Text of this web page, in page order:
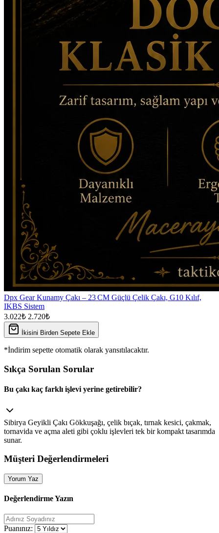
Dpx Gear Kunamy Çakı – 23 CM Güçlü Çelik Çakı, G10 Kılıf,
IKBS Sistem
3.022₺ 2.720₺
İkisini Birden Sepete Ekle
*İndirim sepette otomatik olarak yansıtılacaktır.
Sıkça Sorulan Sorular
Bu çakı kaç farklı işlevi yerine getirebilir?
Sibirya Geyikli Çakı Gökkuşağı, çelik bıçak, tırnak kesici, çakmak,
tornavida ve açma aleti gibi çoklu işlevleri tek bir kompakt tasarımda
sunar.
Müşteri Değerlendirmeleri
Yorum Yaz
Değerlendirme Yazın
Puanınız: